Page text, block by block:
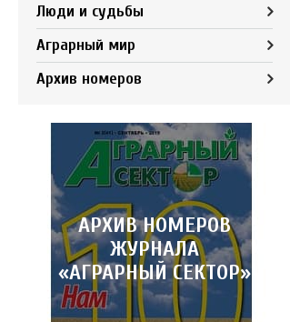
Люди и судьбы
Аграрный мир
Архив номеров
АРХИВ НОМЕРОВ
ЖУРНАЛА
«АГРАРНЫЙ СЕКТОР»